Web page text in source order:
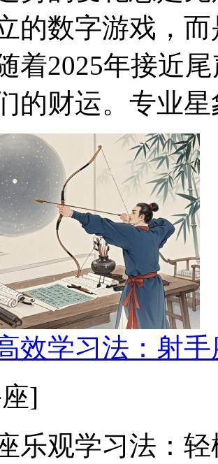
的数字游戏，
着2025年接近
的财运。专业
效学习法：射
]
乐观学习法：